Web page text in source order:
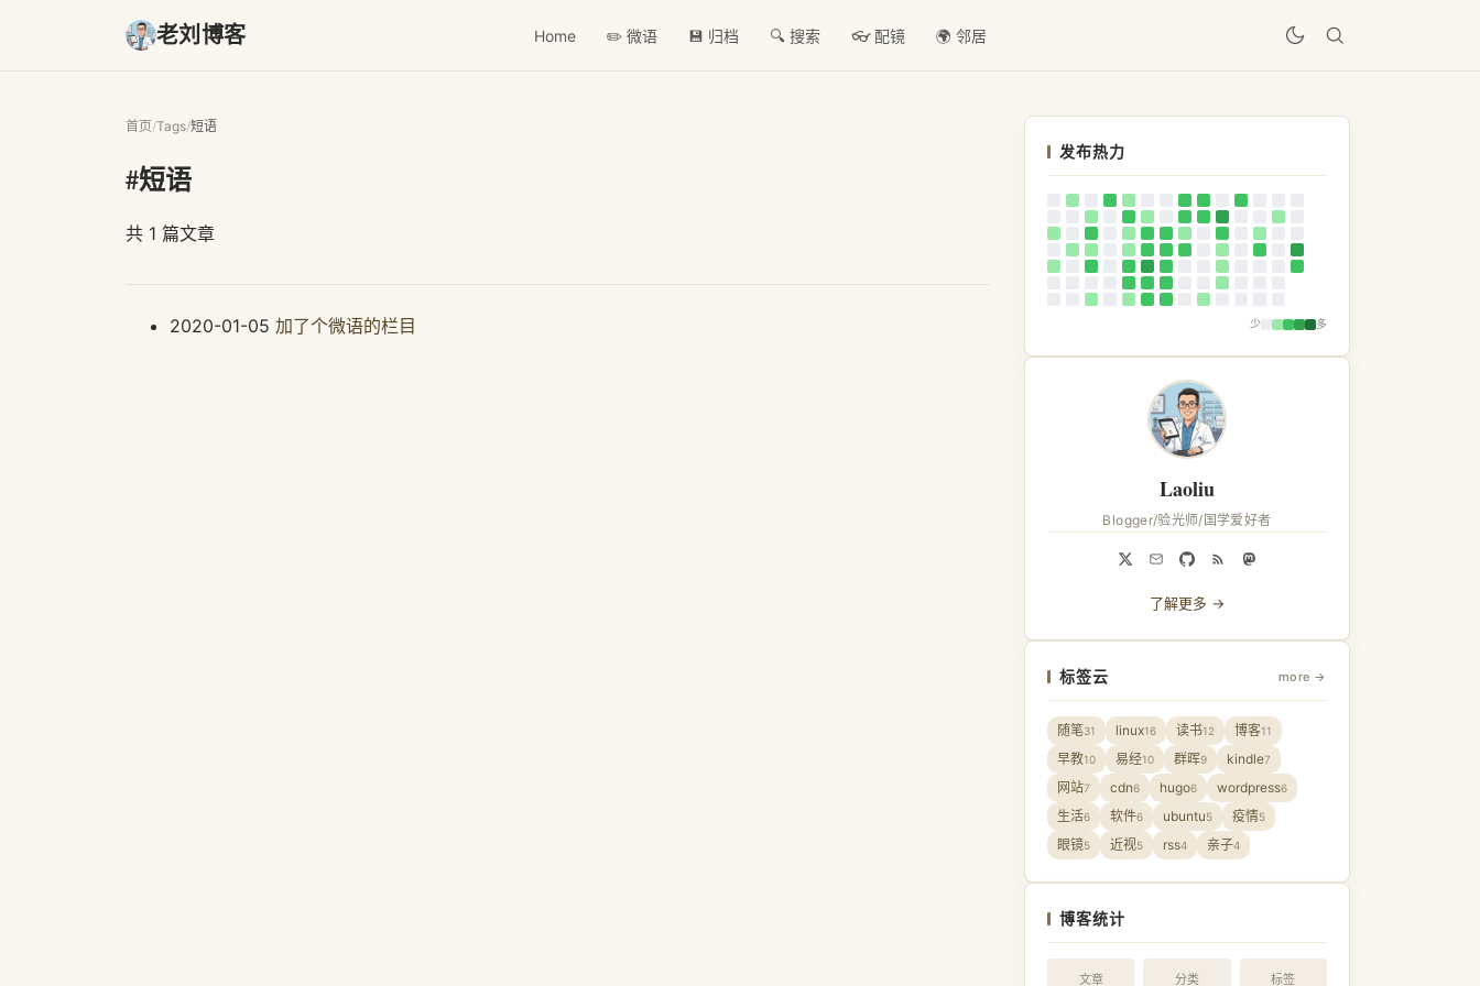
老刘博客 Home ✏️ 微语 💾 归档 🔍 搜索 👓 配镜 🌍 邻居
首页/Tags/短语
#短语
共 1 篇文章
2020-01-05 加了个微语的栏目
发布热力
少 多
Laoliu
Blogger/验光师/国学爱好者
了解更多 →
标签云 more →
随笔31 linux16 读书12 博客11
早教10 易经10 群晖9 kindle7
网站7 cdn6 hugo6 wordpress6
生活6 软件6 ubuntu5 疫情5
眼镜5 近视5 rss4 亲子4
博客统计
文章 分类 标签